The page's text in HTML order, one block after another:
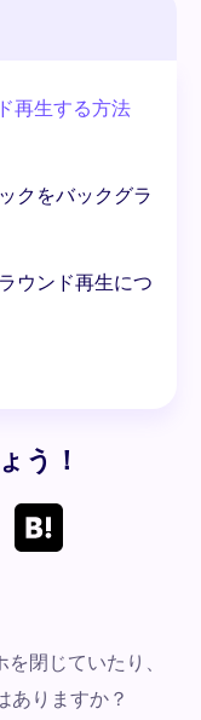
再生する方法
クをバックグラ
ウンド再生につ
う！
閉じていたり、
ありますか？